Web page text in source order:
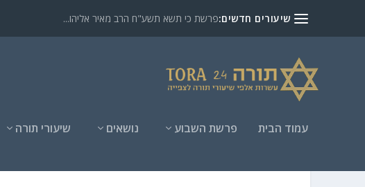
שיעורים חדשים:פרשת כי תשא תשע"ח הרב מאיר אליהו...
עמוד הבית פרשת השבוע נושאים שיעורי תורה